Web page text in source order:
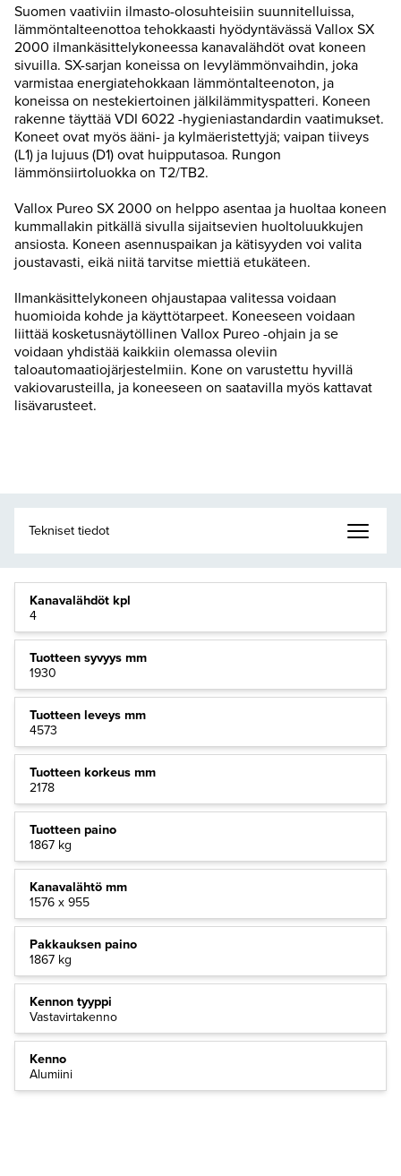
Suomen vaativiin ilmasto-olosuhteisiin suunnitelluissa,
lämmöntalteenottoa tehokkaasti hyödyntävässä Vallox SX
2000 ilmankäsittelykoneessa kanavalähdöt ovat koneen
sivuilla. SX-sarjan koneissa on levylämmönvaihdin, joka
varmistaa energiatehokkaan lämmöntalteenoton, ja
koneissa on nestekiertoinen jälkilämmityspatteri. Koneen
rakenne täyttää VDI 6022 -hygieniastandardin vaatimukset.
Koneet ovat myös ääni- ja kylmäeristettyjä; vaipan tiiveys
(L1) ja lujuus (D1) ovat huipputasoa. Rungon
lämmönsiirtoluokka on T2/TB2.
Vallox Pureo SX 2000 on helppo asentaa ja huoltaa koneen
kummallakin pitkällä sivulla sijaitsevien huoltoluukkujen
ansiosta. Koneen asennuspaikan ja kätisyyden voi valita
joustavasti, eikä niitä tarvitse miettiä etukäteen.
Ilmankäsittelykoneen ohjaustapaa valitessa voidaan
huomioida kohde ja käyttötarpeet. Koneeseen voidaan
liittää kosketusnäytöllinen Vallox Pureo -ohjain ja se
voidaan yhdistää kaikkiin olemassa oleviin
taloautomaatiojärjestelmiin. Kone on varustettu hyvillä
vakiovarusteilla, ja koneeseen on saatavilla myös kattavat
lisävarusteet.
Kanavalähdöt kpl
4
Tuotteen syvyys mm
1930
Tuotteen leveys mm
4573
Tuotteen korkeus mm
2178
Tuotteen paino
1867 kg
Kanavalähtö mm
1576 x 955
Pakkauksen paino
1867 kg
Kennon tyyppi
Vastavirtakenno
Kenno
Alumiini